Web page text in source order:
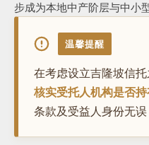
步成为本地中产阶层与中小
温馨提醒
在考虑设立吉隆坡信
核实受托人机构是否
条款及受益人身份无